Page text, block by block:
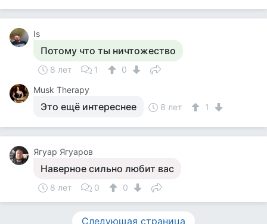
Is
Потому что ты ничтожество
8 лет 1
0
Musk Therapy
Это ещё интереснее 8 лет 1
Ягуар Ягуаров
Наверное сильно любит вас
8 лет 0 0
Следующая страница